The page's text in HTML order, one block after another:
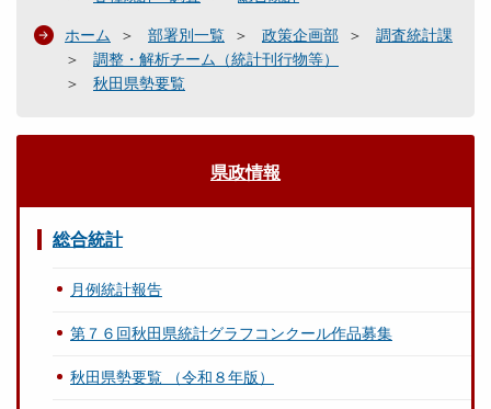
ホーム 部署別一覧 政策企画部
調査統計課
調整・解析チーム（統計刊行物等）
秋田県勢要覧
県政情報
総合統計
月例統計報告
第７６回秋田県統計グラフコンクール作品募集
秋田県勢要覧 （令和８年版）